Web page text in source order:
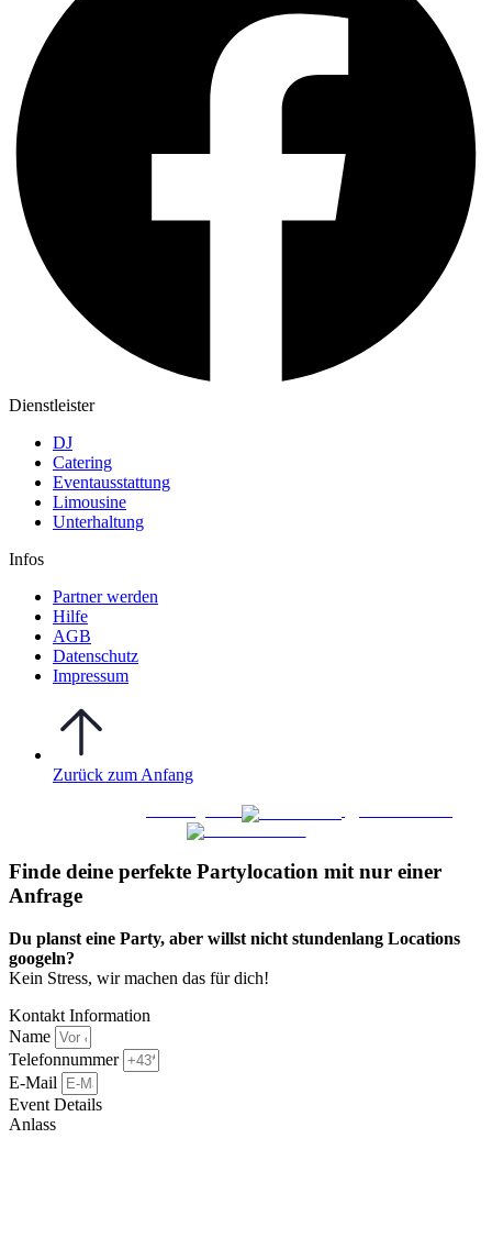
Dienstleister
DJ
Catering
Eventausstattung
Limousine
Unterhaltung
Infos
Partner werden
Hilfe
AGB
Datenschutz
Impressum
Zurück zum Anfang
Finde deine perfekte Partylocation mit nur einer
Anfrage​
Du planst eine Party, aber willst nicht stundenlang Locations
googeln?
Kein Stress, wir machen das für dich!
Kontakt Information
Name
Telefonnummer
E-Mail
Event Details
Anlass